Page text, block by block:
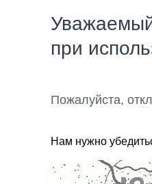
при
Пожалуйста,
Нам нужно